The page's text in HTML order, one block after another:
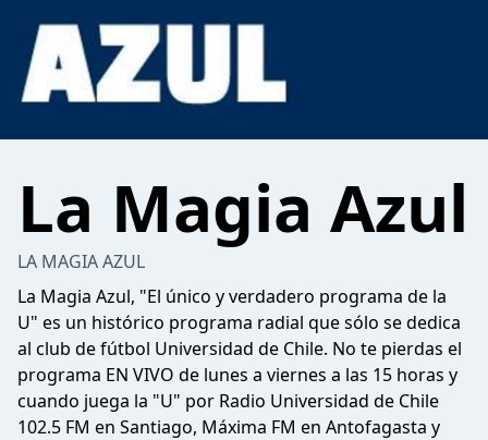
La Magia Azul
LA MAGIA AZUL
La Magia Azul, "El único y verdadero programa de la
U" es un histórico programa radial que sólo se dedica
al club de fútbol Universidad de Chile. No te pierdas el
programa EN VIVO de lunes a viernes a las 15 horas y
cuando juega la "U" por Radio Universidad de Chile
102.5 FM en Santiago, Máxima FM en Antofagasta y